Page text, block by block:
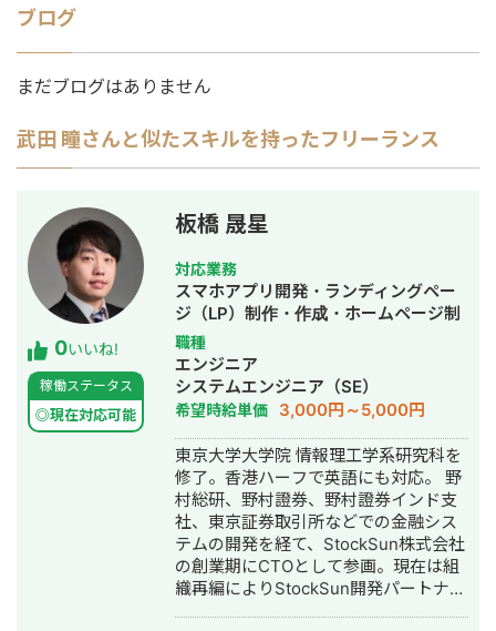
ブログ
まだブログはありません
武田 瞳さんと似たスキルを持ったフリーランス
0いいね!
稼働ステータス
◎現在対応可能
板橋 晟星
対応業務
スマホアプリ開発・ランディングペー
ジ（LP）制作・作成・ホームページ制
作・作成・バナー制作・デザイン・漫
画制作・AI活用
職種
エンジニア
システムエンジニア（SE）
希望時給単価 3,000円～5,000円
東京大学大学院 情報理工学系研究科を
修了。香港ハーフで英語にも対応。 野
村総研、野村證券、野村證券インド支
社、東京証券取引所などでの金融シス
テムの開発を経て、StockSun株式会社
の創業期にCTOとして参画。現在は組
織再編によりStockSun開発パートナー